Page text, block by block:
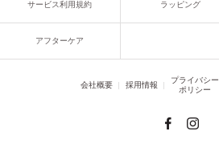
サービス利用規約 ラッピング
アフターケア
会社概要 採用情報
プライバシー
ポリシー